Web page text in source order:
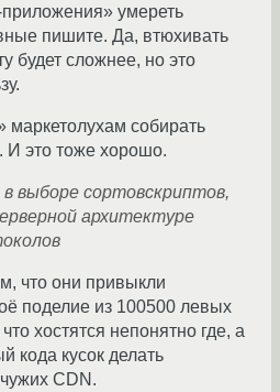
умереть
пишите. Да, втюхивать
будет сложнее, но это
маркетолухам собирать
И это тоже хорошо.
выборе сортовскриптов,
архитектуре
что они привыкли
поделие из 100500 левых
хостятся непонятно где, а
кода кусок делать
CDN.